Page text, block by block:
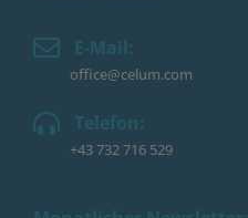
E-Mail:
office@celum.com
Telefon:
+43 732 716 529